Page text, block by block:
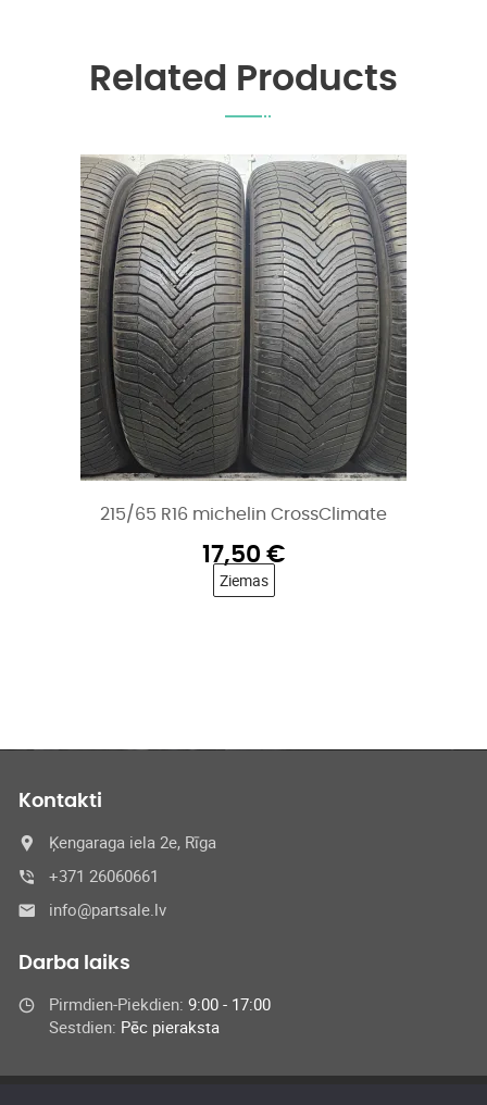
Related Products
215/65 R16 michelin CrossClimate
17,50 €
Ziemas
Kontakti
Ķengaraga iela 2e, Rīga
+371 26060661
info@partsale.lv
Darba laiks
Pirmdien-Piekdien: 9:00 - 17:00
Sestdien: Pēc pieraksta